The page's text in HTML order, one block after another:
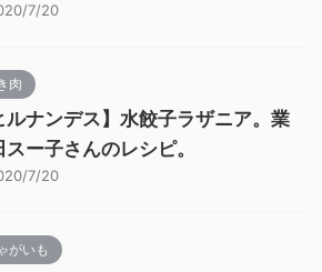
7/20
肉
ルナンデス】水餃子ラザニア。業
スー子さんのレシピ。
7/20
がいも